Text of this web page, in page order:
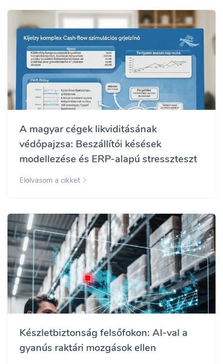
A magyar cégek likviditásának
védőpajzsa: Beszállítói késések
modellezése és ERP-alapú stresszteszt
Elolvasom a cikket
Készletbiztonság felsőfokon: AI-val a
gyanús raktári mozgások ellen